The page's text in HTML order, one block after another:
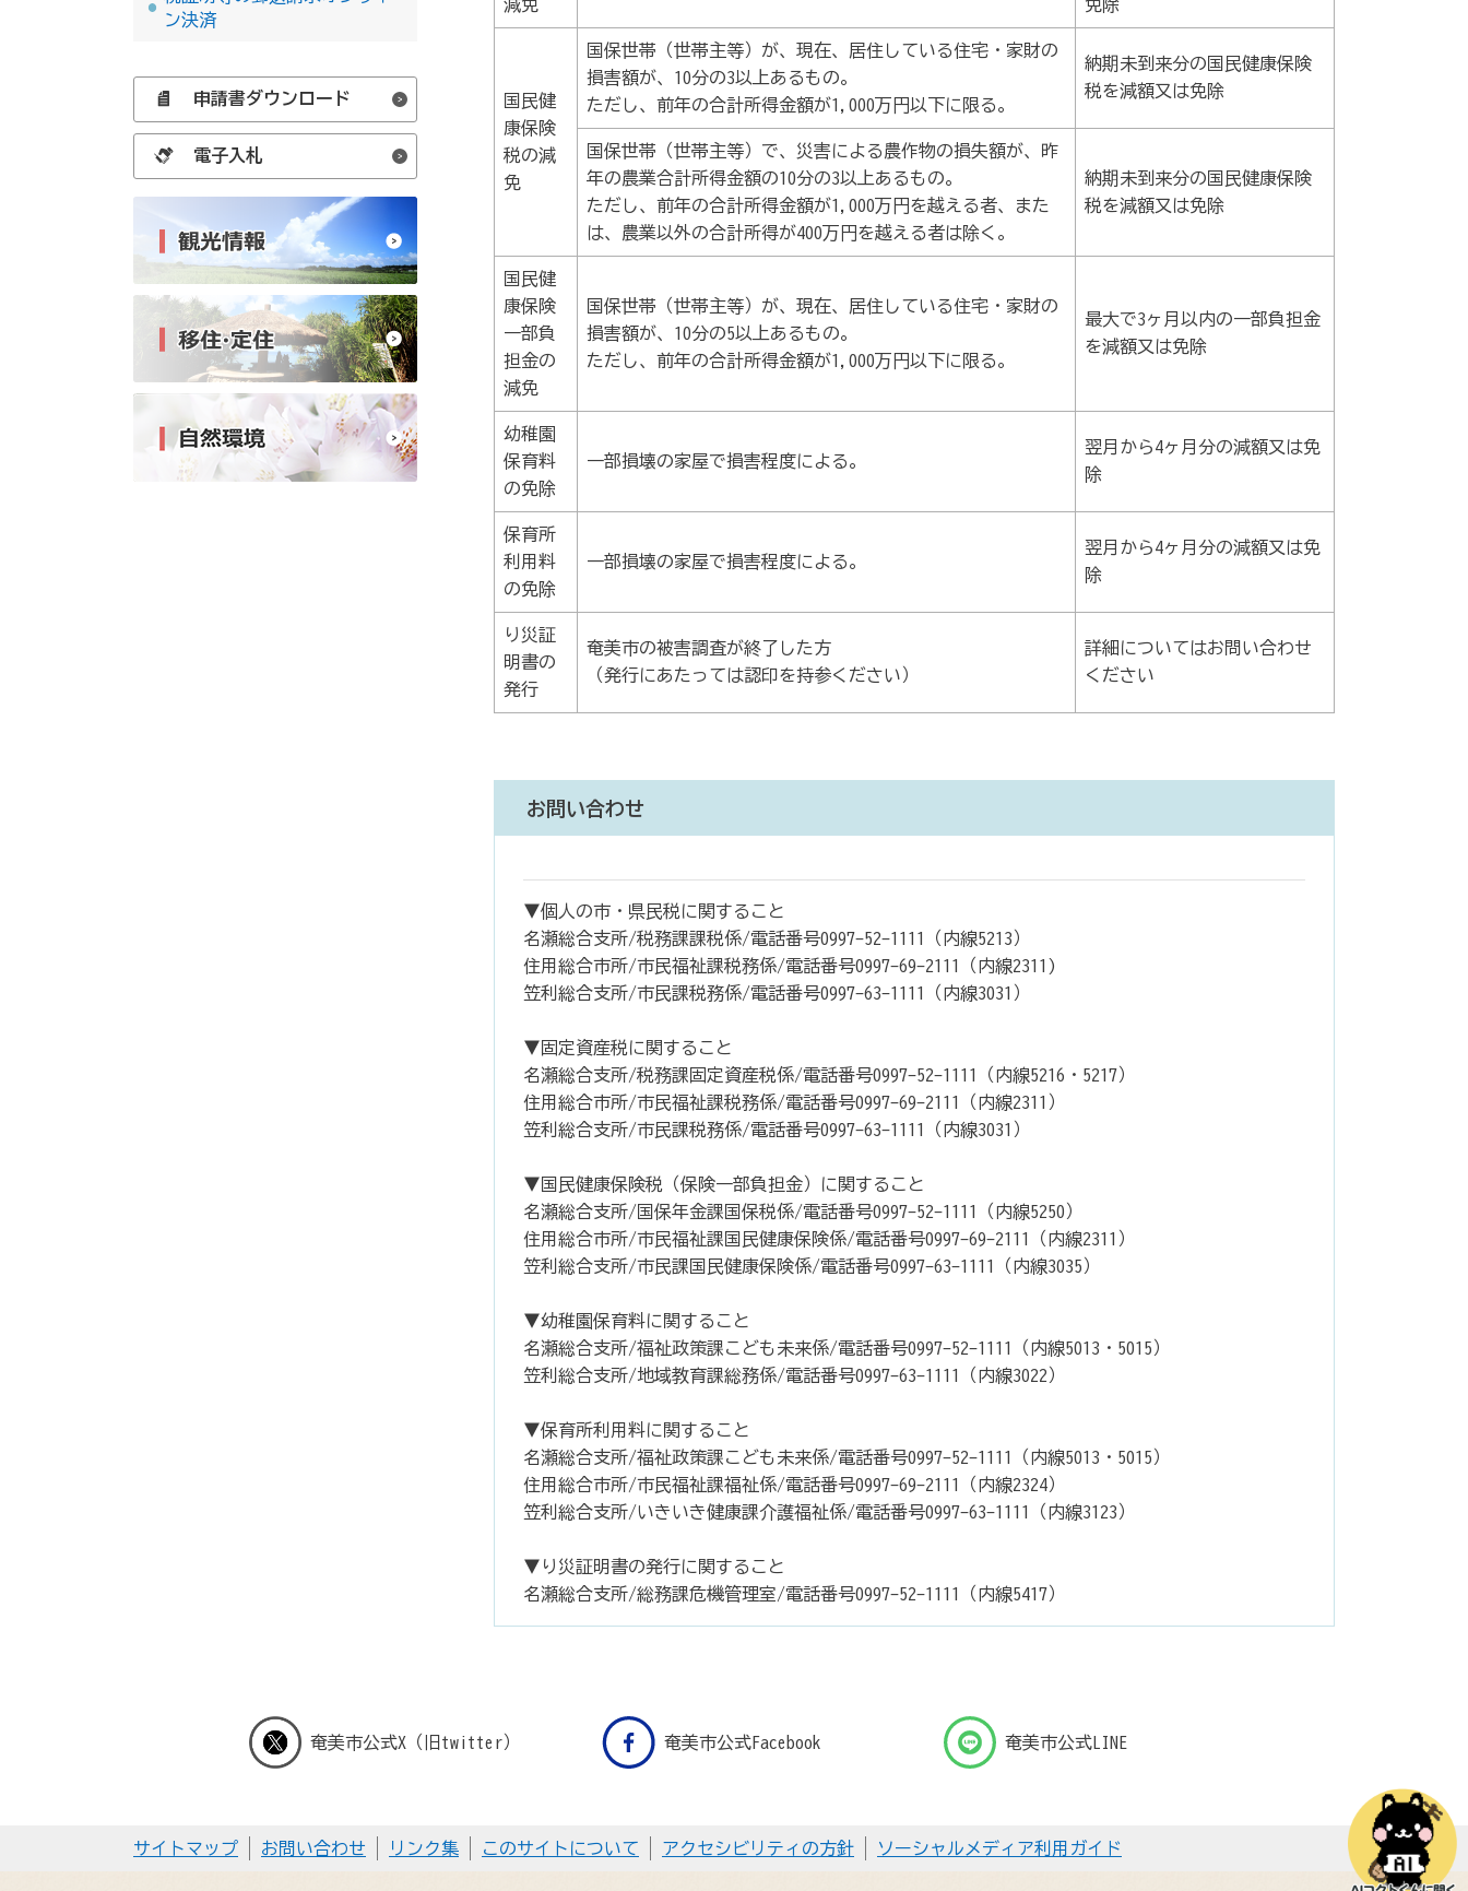
ン決済
申請書ダウンロード
電子入札
減免
免除
国民健
康保険
税の減
免
国保世帯（世帯主等）が、現在、居住している住宅・家財の
損害額が、10分の3以上あるもの。
ただし、前年の合計所得金額が1,000万円以下に限る。
納期未到来分の国民健康保険
税を減額又は免除
国保世帯（世帯主等）で、災害による農作物の損失額が、昨
年の農業合計所得金額の10分の3以上あるもの。
ただし、前年の合計所得金額が1,000万円を越える者、また
は、農業以外の合計所得が400万円を越える者は除く。
納期未到来分の国民健康保険
税を減額又は免除
国民健
康保険
一部負
担金の
減免
国保世帯（世帯主等）が、現在、居住している住宅・家財の
損害額が、10分の5以上あるもの。
ただし、前年の合計所得金額が1,000万円以下に限る。
最大で3ヶ月以内の一部負担金
を減額又は免除
幼稚園
保育料
の免除
一部損壊の家屋で損害程度による。
翌月から4ヶ月分の減額又は免
除
保育所
利用料
の免除
一部損壊の家屋で損害程度による。
翌月から4ヶ月分の減額又は免
除
り災証
明書の
発行
奄美市の被害調査が終了した方
（発行にあたっては認印を持参ください）
詳細についてはお問い合わせ
ください
お問い合わせ
▼個人の市・県民税に関すること
名瀬総合支所/税務課課税係/電話番号0997-52-1111（内線5213）
住用総合市所/市民福祉課税務係/電話番号0997-69-2111（内線2311)
笠利総合支所/市民課税務係/電話番号0997-63-1111（内線3031）
▼固定資産税に関すること
名瀬総合支所/税務課固定資産税係/電話番号0997-52-1111（内線5216・5217）
住用総合市所/市民福祉課税務係/電話番号0997-69-2111（内線2311）
笠利総合支所/市民課税務係/電話番号0997-63-1111（内線3031）
▼国民健康保険税（保険一部負担金）に関すること
名瀬総合支所/国保年金課国保税係/電話番号0997-52-1111（内線5250）
住用総合市所/市民福祉課国民健康保険係/電話番号0997-69-2111（内線2311）
笠利総合支所/市民課国民健康保険係/電話番号0997-63-1111（内線3035）
▼幼稚園保育料に関すること
名瀬総合支所/福祉政策課こども未来係/電話番号0997-52-1111（内線5013・5015）
笠利総合支所/地域教育課総務係/電話番号0997-63-1111（内線3022）
▼保育所利用料に関すること
名瀬総合支所/福祉政策課こども未来係/電話番号0997-52-1111（内線5013・5015）
住用総合市所/市民福祉課福祉係/電話番号0997-69-2111（内線2324）
笠利総合支所/いきいき健康課介護福祉係/電話番号0997-63-1111（内線3123）
▼り災証明書の発行に関すること
名瀬総合支所/総務課危機管理室/電話番号0997-52-1111（内線5417）
奄美市公式X（旧twitter） 奄美市公式Facebook 奄美市公式LINE
サイトマップ お問い合わせ リンク集 このサイトについて アクセシビリティの方針 ソーシャルメディア利用ガイド